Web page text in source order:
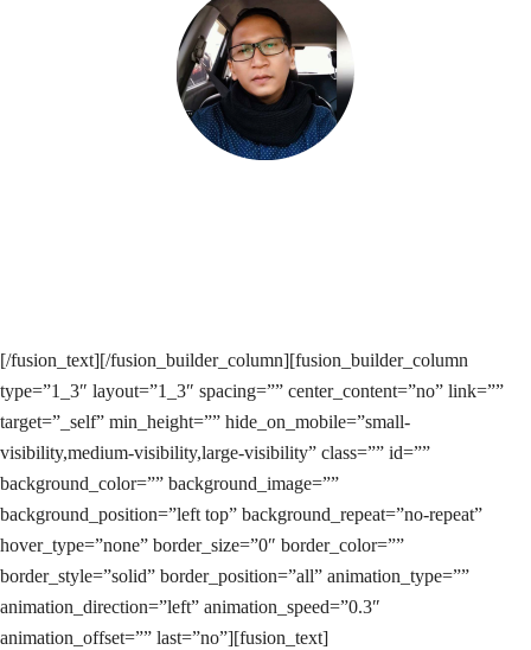
[/fusion_text][/fusion_builder_column][fusion_builder_column
type=”1_3″ layout=”1_3″ spacing=”” center_content=”no” link=””
target=”_self” min_height=”” hide_on_mobile=”small-
visibility,medium-visibility,large-visibility” class=”” id=””
background_color=”” background_image=””
background_position=”left top” background_repeat=”no-repeat”
hover_type=”none” border_size=”0″ border_color=””
border_style=”solid” border_position=”all” animation_type=””
animation_direction=”left” animation_speed=”0.3″
animation_offset=”” last=”no”][fusion_text]